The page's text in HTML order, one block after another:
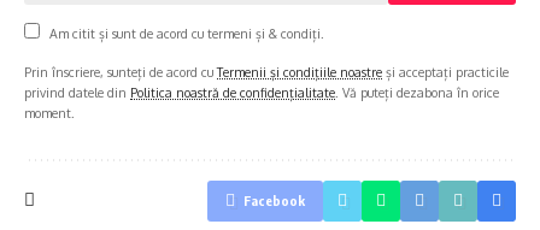
Am citit și sunt de acord cu termeni și & condiți.
Prin înscriere, sunteți de acord cuTermenii și condițiile noastre și acceptați practicile
privind datele din Politica noastră de confidențialitate . Vă puteți dezabona în orice
moment.
Facebook